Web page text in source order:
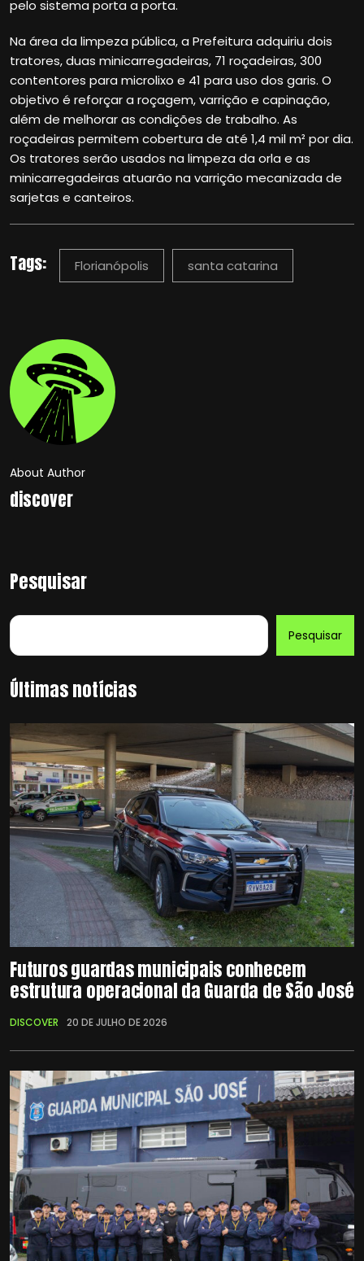
pelo sistema porta a porta.
Na área da limpeza pública, a Prefeitura adquiriu dois
tratores, duas minicarregadeiras, 71 roçadeiras, 300
contentores para microlixo e 41 para uso dos garis. O
objetivo é reforçar a roçagem, varrição e capinação,
além de melhorar as condições de trabalho. As
roçadeiras permitem cobertura de até 1,4 mil m² por dia.
Os tratores serão usados na limpeza da orla e as
minicarregadeiras atuarão na varrição mecanizada de
sarjetas e canteiros.
Tags: Florianópolis santa catarina
About Author
discover
Pesquisar
Pesquisar
Últimas notícias
Futuros guardas municipais conhecem
estrutura operacional da Guarda de São José
DISCOVER 20 DE JULHO DE 2026